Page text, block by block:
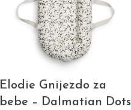
Elodie Gnijezdo za
bebe – Dalmatian Dots